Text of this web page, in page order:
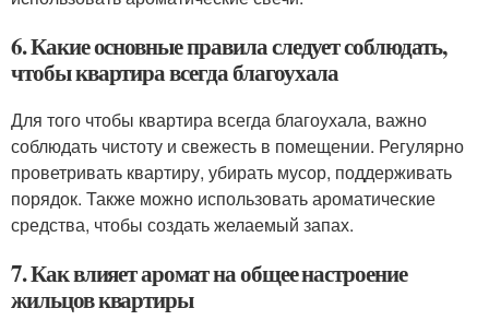
6. Какие основные правила следует соблюдать,
чтобы квартира всегда благоухала
Для того чтобы квартира всегда благоухала, важно
соблюдать чистоту и свежесть в помещении. Регулярно
проветривать квартиру, убирать мусор, поддерживать
порядок. Также можно использовать ароматические
средства, чтобы создать желаемый запах.
7. Как влияет аромат на общее настроение
жильцов квартиры